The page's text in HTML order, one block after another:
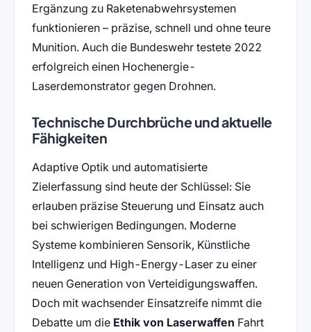
Ergänzung zu Raketenabwehrsystemen
funktionieren – präzise, schnell und ohne teure
Munition. Auch die Bundeswehr testete 2022
erfolgreich einen Hochenergie-
Laserdemonstrator gegen Drohnen.
Technische Durchbrüche und aktuelle
Fähigkeiten
Adaptive Optik und automatisierte
Zielerfassung sind heute der Schlüssel: Sie
erlauben präzise Steuerung und Einsatz auch
bei schwierigen Bedingungen. Moderne
Systeme kombinieren Sensorik, Künstliche
Intelligenz und High-Energy-Laser zu einer
neuen Generation von Verteidigungswaffen.
Doch mit wachsender Einsatzreife nimmt die
Debatte um die Ethik von Laserwaffen Fahrt